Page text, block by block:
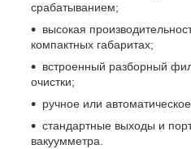
срабатыванием;
высокая
компактных габаритах;
встроенный разборный
очистки;
ручное или
стандартные выходы и
вакуумметра.